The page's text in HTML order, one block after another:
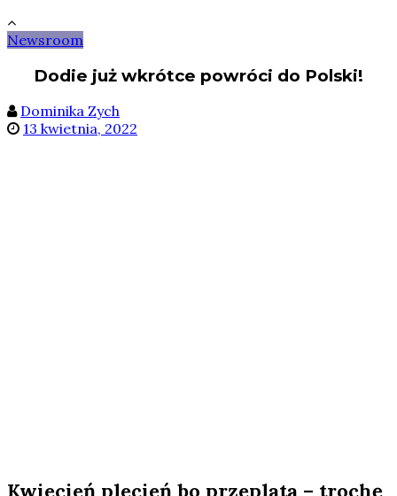
Newsroom
Dodie już wkrótce powróci do Polski!
Dominika Zych
13 kwietnia, 2022
Kwiecień plecień bo przeplata – trochę